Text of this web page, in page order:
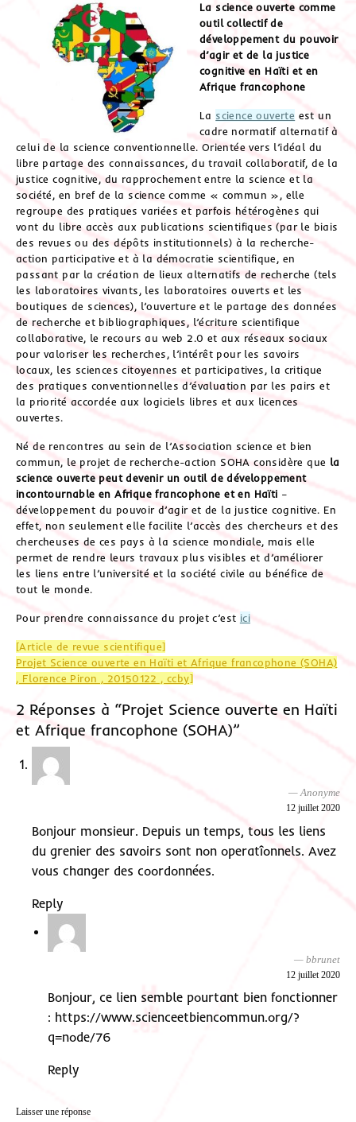
La science ouverte comme
outil collectif de
développement du pouvoir
d’agir et de la justice
cognitive en Haïti et en
Afrique francophone
La science ouverte est un
cadre normatif alternatif à
celui de la science conventionnelle. Orientée vers l’idéal du
libre partage des connaissances, du travail collaboratif, de la
justice cognitive, du rapprochement entre la science et la
société, en bref de la science comme « commun », elle
regroupe des pratiques variées et parfois hétérogènes qui
vont du libre accès aux publications scientifiques (par le biais
des revues ou des dépôts institutionnels) à la recherche-
action participative et à la démocratie scientifique, en
passant par la création de lieux alternatifs de recherche (tels
les laboratoires vivants, les laboratoires ouverts et les
boutiques de sciences), l’ouverture et le partage des données
de recherche et bibliographiques, l’écriture scientifique
collaborative, le recours au web 2.0 et aux réseaux sociaux
pour valoriser les recherches, l’intérêt pour les savoirs
locaux, les sciences citoyennes et participatives, la critique
des pratiques conventionnelles d’évaluation par les pairs et
la priorité accordée aux logiciels libres et aux licences
ouvertes.
Né de rencontres au sein de l’Association science et bien
commun, le projet de recherche-action SOHA considère que la
science ouverte peut devenir un outil de développement
incontournable en Afrique francophone et en Haïti –
développement du pouvoir d’agir et de la justice cognitive. En
effet, non seulement elle facilite l’accès des chercheurs et des
chercheuses de ces pays à la science mondiale, mais elle
permet de rendre leurs travaux plus visibles et d’améliorer
les liens entre l’université et la société civile au bénéfice de
tout le monde.
Pour prendre connaissance du projet c’est ici
[Article de revue scientifique]
Projet Science ouverte en Haïti et Afrique francophone (SOHA)
, Florence Piron , 20150122 , ccby]
2 Réponses à “Projet Science ouverte en Haïti
et Afrique francophone (SOHA)”
Anonyme
12 juillet 2020
Bonjour monsieur. Depuis un temps, tous les liens
du grenier des savoirs sont non operatîonnels. Avez
vous changer des coordonnées.
Reply
bbrunet
12 juillet 2020
Bonjour, ce lien semble pourtant bien fonctionner
: https://www.scienceetbiencommun.org/?
q=node/76
Reply
Laisser une réponse